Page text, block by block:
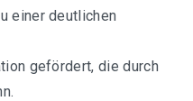
einer deutlichen
gefördert, die durch